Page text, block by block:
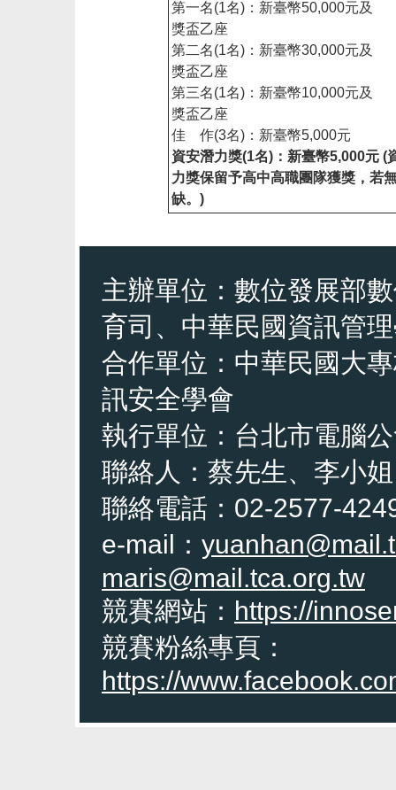
第一名(1名)：新臺幣50,000元及
獎盃乙座
第二名(1名)：新臺幣30,000元及
獎盃乙座
第三名(1名)：新臺幣10,000元及
獎盃乙座
佳 作(3名)：新臺幣5,000元
資安潛力獎(1名)：新臺幣5,000元 (
力獎保留予高中高職團隊獲獎，若
缺。)
主辦單位：數位發展部
育司、中華民國資訊管
合作單位：中華民國大
訊安全學會
執行單位：台北市電腦
聯絡人：蔡先生、李小姐
聯絡電話：02-2577-
e-mail：
maris@mail.tca.org.tw
競賽網站： https://
競賽粉絲專頁：
https://